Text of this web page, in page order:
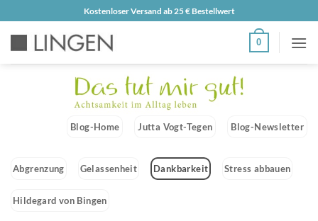
Inhalt
Kostenloser Versand ab 25 € Bestellwert
0
Blog-Home Jutta Vogt-Tegen Blog-Newsletter
Abgrenzung Gelassenheit Dankbarkeit Stress abbauen
Hildegard von Bingen